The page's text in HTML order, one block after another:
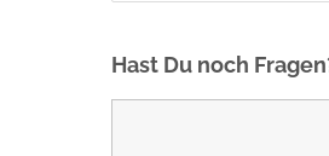
Hast Du noch